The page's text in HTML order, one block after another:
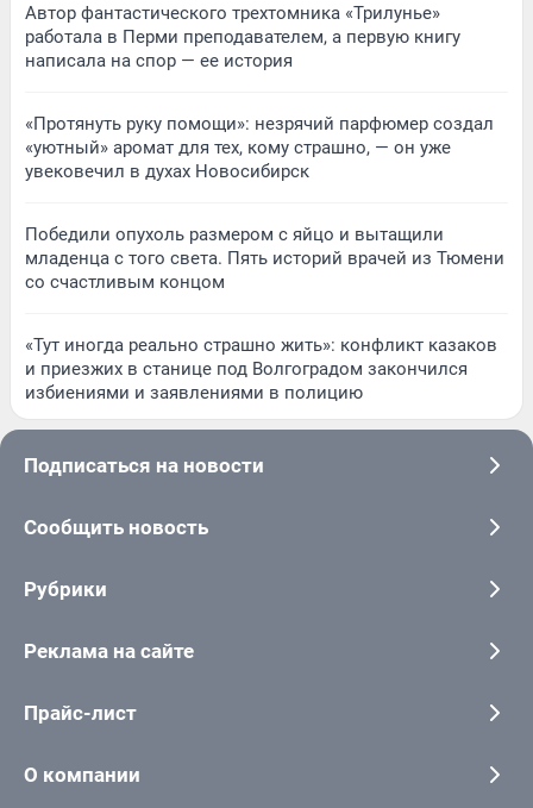
Автор фантастического трехтомника «Трилунье»
работала в Перми преподавателем, а первую книгу
написала на спор — ее история
«Протянуть руку помощи»: незрячий парфюмер создал
«уютный» аромат для тех, кому страшно, — он уже
увековечил в духах Новосибирск
Победили опухоль размером с яйцо и вытащили
младенца с того света. Пять историй врачей из Тюмени
со счастливым концом
«Тут иногда реально страшно жить»: конфликт казаков
и приезжих в станице под Волгоградом закончился
избиениями и заявлениями в полицию
Подписаться на новости
Сообщить новость
Рубрики
Реклама на сайте
Прайс-лист
О компании